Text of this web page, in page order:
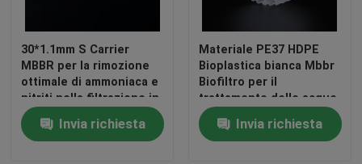
30*1.1mm S Carrier
MBBR per la rimozione
ottimale di ammoniaca e
nitriti nella filtrazione in
acquacoltura
Invia richiesta
Materiale PE37 HDPE
Bioplastica bianca Mbbr
Biofiltro per il
trattamento delle acque
reflue
Invia richiesta